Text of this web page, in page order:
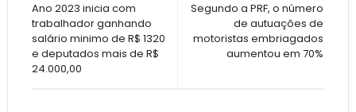
Segundo a PRF, o número
de autuações de
motoristas embriagados
aumentou em 70%
Ano 2023 inicia com
trabalhador ganhando
salário minimo de R$ 1320
e deputados mais de R$
24.000,00